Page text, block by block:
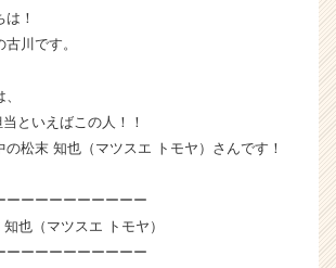
ラ
ン】
ン
チ
長
！
川です。
といえばこの人！！
の松末 知也（マツスエ トモヤ）さんです！
ーーーーーーーーーー
也（マツスエ トモヤ）
ーーーーーーーーーー